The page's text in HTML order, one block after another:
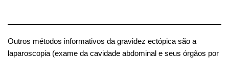
Outros métodos informativos da gravidez ectópica são a
laparoscopia (exame da cavidade abdominal e seus órgãos por